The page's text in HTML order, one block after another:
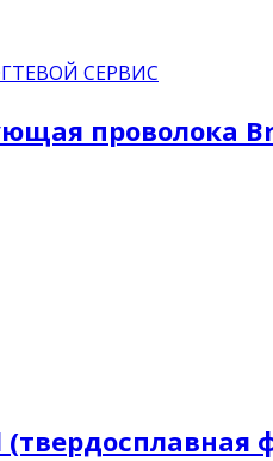
СЕРВИС
проволока
(твердосплавная